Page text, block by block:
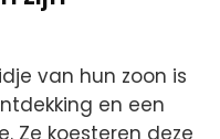
van hun zoon is
en een
Ze koesteren deze